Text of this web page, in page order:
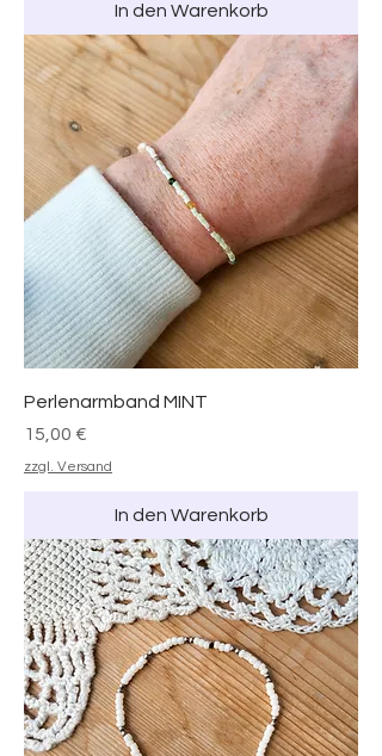
In den Warenkorb
Perlenarmband MINT
Preis
15,00 €
zzgl. Versand
In den Warenkorb